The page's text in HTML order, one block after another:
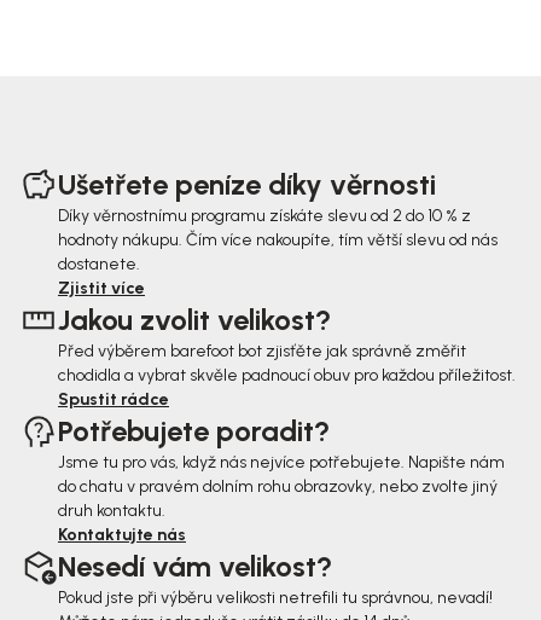
Ušetřete peníze díky věrnosti
Díky věrnostnímu programu získáte slevu od 2 do 10 % z
hodnoty nákupu. Čím více nakoupíte, tím větší slevu od nás
dostanete.
Zjistit více
Jakou zvolit velikost?
Před výběrem barefoot bot zjisťěte jak správně změřit
chodidla a vybrat skvěle padnoucí obuv pro každou příležitost.
Spustit rádce
Potřebujete poradit?
Jsme tu pro vás, když nás nejvíce potřebujete. Napište nám
do chatu v pravém dolním rohu obrazovky, nebo zvolte jiný
druh kontaktu.
Kontaktujte nás
Nesedí vám velikost?
Pokud jste při výběru velikosti netrefili tu správnou, nevadí!